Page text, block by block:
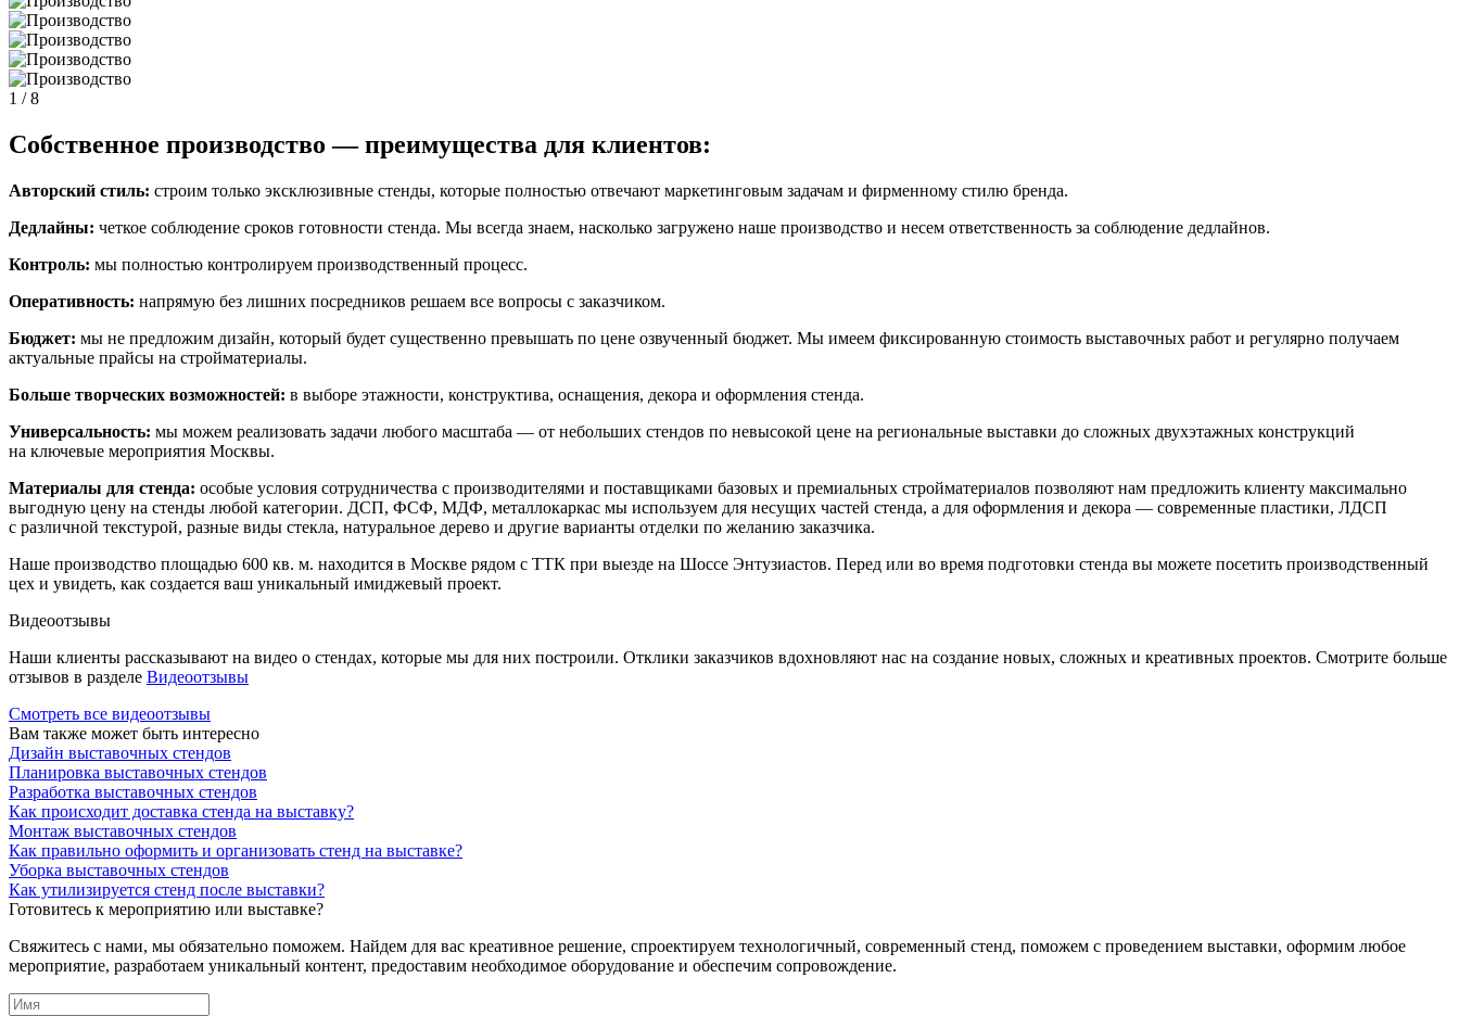
1 / 8
Собственное производство — преимущества для клиентов:
Авторский стиль: строим только эксклюзивные стенды, которые полностью отвечают маркетинговым задачам и фирменному стилю бренда.
Дедлайны: четкое соблюдение сроков готовности стенда. Мы всегда знаем, насколько загружено наше производство и несем ответственность за соблюдение дедлайнов.
Контроль: мы полностью контролируем производственный процесс.
Оперативность: напрямую без лишних посредников решаем все вопросы с заказчиком.
Бюджет: мы не предложим дизайн, который будет существенно превышать по цене озвученный бюджет. Мы имеем фиксированную стоимость выставочных работ и регулярно получаем
актуальные прайсы на стройматериалы.
Больше творческих возможностей: в выборе этажности, конструктива, оснащения, декора и оформления стенда.
Универсальность: мы можем реализовать задачи любого масштаба — от небольших стендов по невысокой цене на региональные выставки до сложных двухэтажных конструкций
на ключевые мероприятия Москвы.
Материалы для стенда: особые условия сотрудничества с производителями и поставщиками базовых и премиальных стройматериалов позволяют нам предложить клиенту максимально
выгодную цену на стенды любой категории. ДСП, ФСФ, МДФ, металлокаркас мы используем для несущих частей стенда, а для оформления и декора — современные пластики, ЛДСП
с различной текстурой, разные виды стекла, натуральное дерево и другие варианты отделки по желанию заказчика.
Наше производство площадью 600 кв. м. находится в Москве рядом с ТТК при выезде на Шоссе Энтузиастов. Перед или во время подготовки стенда вы можете посетить производственный
цех и увидеть, как создается ваш уникальный имиджевый проект.
Видеоотзывы
Наши клиенты рассказывают на видео о стендах, которые мы для них построили. Отклики заказчиков вдохновляют нас на создание новых, сложных и креативных проектов. Смотрите больше
отзывов в разделе Видеоотзывы
Смотреть все видеоотзывы
Вам также может быть интересно
Дизайн выставочных стендов
Планировка выставочных стендов
Разработка выставочных стендов
Как происходит доставка стенда на выставку?
Монтаж выставочных стендов
Как правильно оформить и организовать стенд на выставке?
Уборка выставочных стендов
Как утилизируется стенд после выставки?
Готовитесь к мероприятию или выставке?
Свяжитесь с нами, мы обязательно поможем. Найдем для вас креативное решение, спроектируем технологичный, современный стенд, поможем с проведением выставки, оформим любое
мероприятие, разработаем уникальный контент, предоставим необходимое оборудование и обеспечим сопровождение.